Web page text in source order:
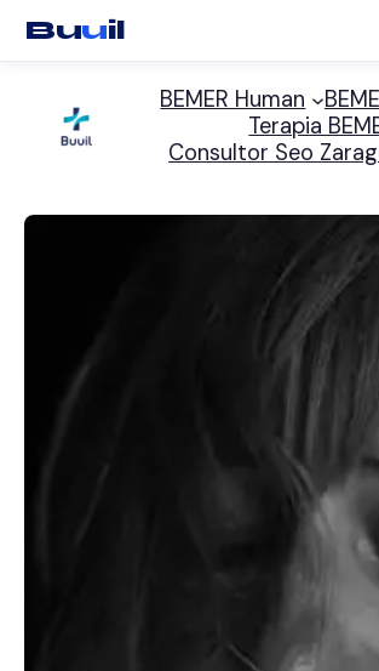
Buuil
contenido
BEMER Human
Terapia
Consultor Seo